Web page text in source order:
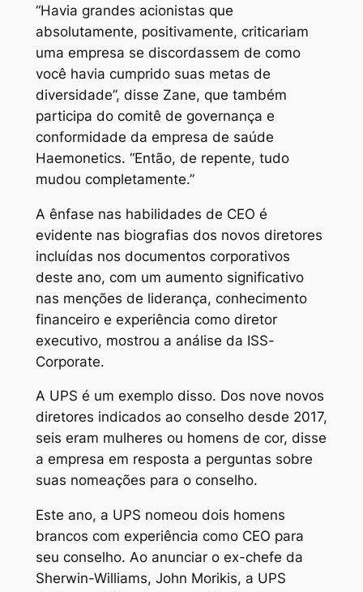
“Havia grandes acionistas que
absolutamente, positivamente, criticariam
uma empresa se discordassem de como
você havia cumprido suas metas de
diversidade”, disse Zane, que também
participa do comitê de governança e
conformidade da empresa de saúde
Haemonetics. “Então, de repente, tudo
mudou completamente.”
A ênfase nas habilidades de CEO é
evidente nas biografias dos novos diretores
incluídas nos documentos corporativos
deste ano, com um aumento significativo
nas menções de liderança, conhecimento
financeiro e experiência como diretor
executivo, mostrou a análise da ISS-
Corporate.
A UPS é um exemplo disso. Dos nove novos
diretores indicados ao conselho desde 2017,
seis eram mulheres ou homens de cor, disse
a empresa em resposta a perguntas sobre
suas nomeações para o conselho.
Este ano, a UPS nomeou dois homens
brancos com experiência como CEO para
seu conselho. Ao anunciar o ex-chefe da
Sherwin-Williams, John Morikis, a UPS